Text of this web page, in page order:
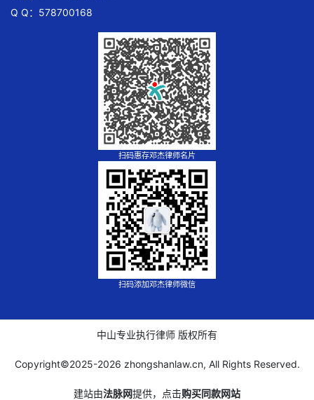
Q Q：578700168
扫码惠存邓杰律师名片
扫码添加邓杰律师微信
中山专业执行律师 版权所有
Copyright©2025-2026 zhongshanlaw.cn, All Rights Reserved.
建站由法脉网提供，点击购买同款网站